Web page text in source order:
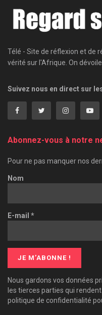
Télé - Site de réflexion et de
vérité sur l'Afrique. On
Suivez nous en direct sur
Abonnez-vous à notre
Pour ne pas manquer nos
Nom
E-mail *
Nous gardons vos données
les tierces parties qui
politique de confidentialité